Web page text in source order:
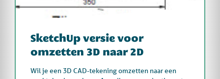
SketchUp versie voor
omzetten 3D naar 2D
Wil je een 3D CAD-tekening omzetten naar een